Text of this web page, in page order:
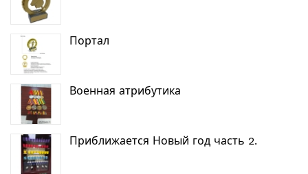
Портал
Военная атрибутика
Приближается Новый год часть 2.